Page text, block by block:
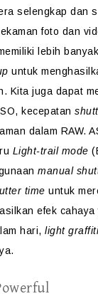
selengkap dan
foto dan
lebih
untuk
Kita juga dapat
kecepatan
dalam RAW.
Light-trail mode
manual
time untuk
efek cahaya
hari, light graffiti